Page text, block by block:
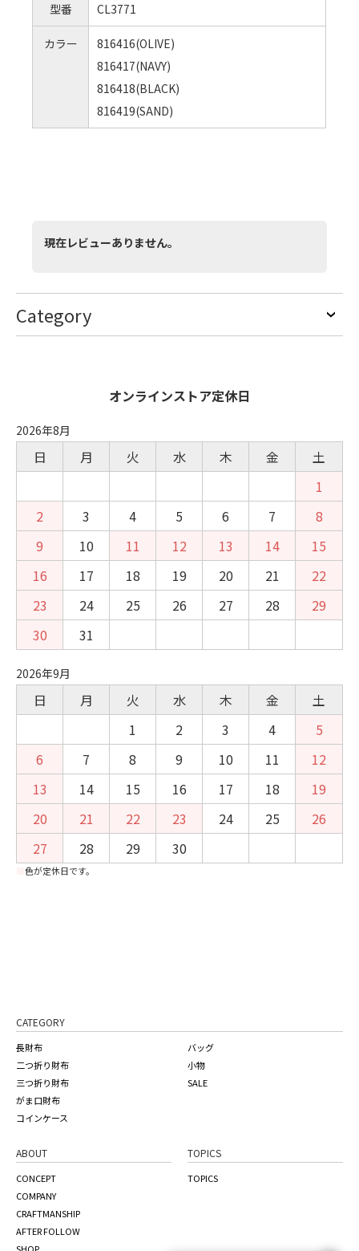
現在レビューありません。
Category
オンラインストア定休日
2026年8月
日 月 火 水 木 金
土
1
2
3 4 5 6 7
8
9
10 11 12 13 14
15
16
17 18 19 20 21
22
23
24 25 26 27 28
29
30
31
2026年9月
日 月 火 水 木 金
土
1
2 3 4
5
6
7 8 9 10 11
12
13
14 15 16 17 18
19
20
21 22 23 24 25
26
27
28 29 30
色が定休日です。
型番 CL3771
カラー
816416(OLIVE)
816417(NAVY)
816418(BLACK)
816419(SAND)
CATEGORY
長財布
二つ折り財布
三つ折り財布
がま口財布
コインケース
バッグ
小物
SALE
ABOUT
CONCEPT
COMPANY
CRAFTMANSHIP
AFTER FOLLOW
TOPICS
TOPICS